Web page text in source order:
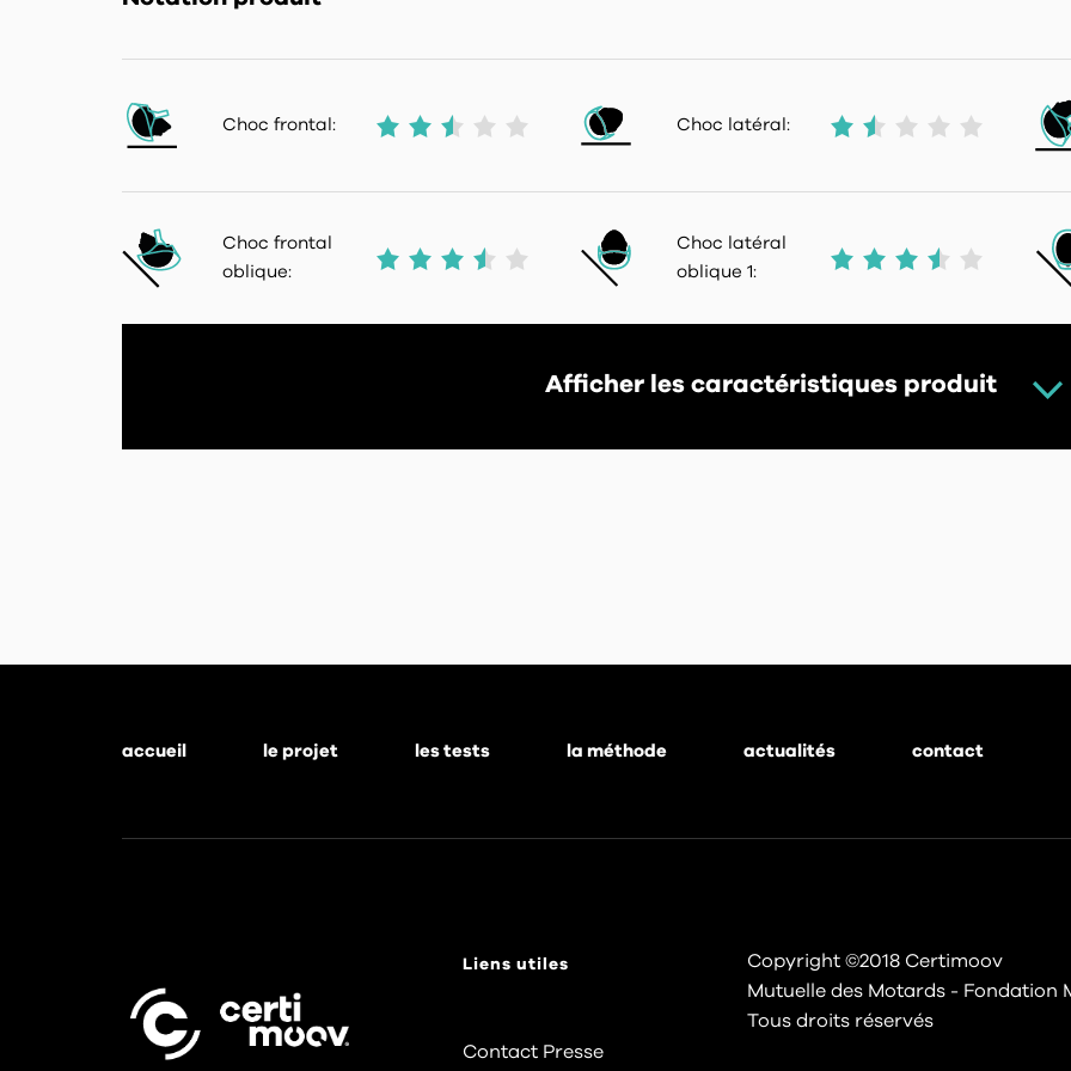
Choc frontal: Choc latéral:
Choc frontal
oblique:
Choc latéral
oblique 1:
Afficher les caractéristiques produit
accueil le projet les tests la méthode actualités contact
Liens utiles
Contact Presse
Copyright ©2018 Certimoov
Mutuelle des Motards - Fondation
Tous droits réservés